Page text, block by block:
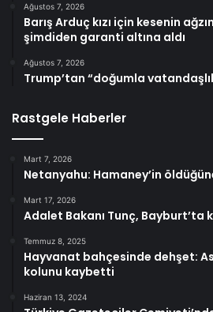
Ağustos 7, 2026
Barış Arduç kızı için kesenin
şimdiden garanti altına aldı
Ağustos 7, 2026
Trump’tan “doğumla
Rastgele Haberler
Mart 7, 2026
Netanyahu: Hamaney’in
Mart 17, 2026
Adalet Bakanı Tunç, Bayburt’ta
Temmuz 8, 2025
Hayvanat bahçesinde dehşet:
kolunu kaybetti
Haziran 13, 2024